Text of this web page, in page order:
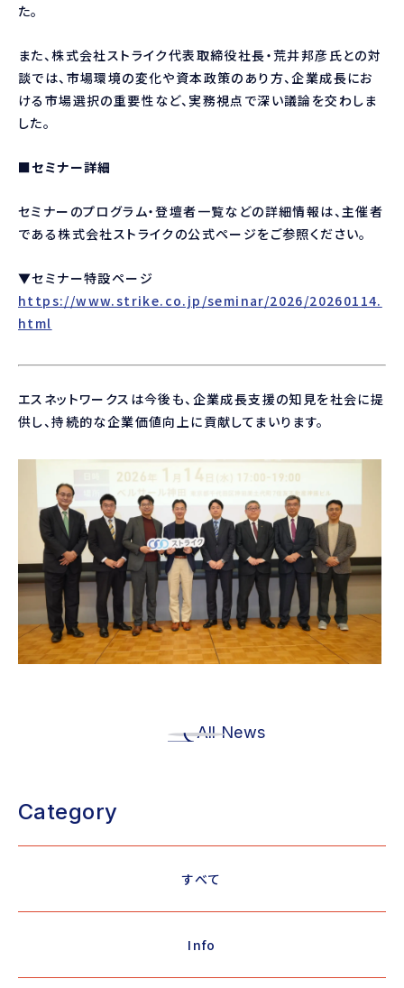
た。
また、株式会社ストライク代表取締役社長・荒井邦彦氏との対
談では、市場環境の変化や資本政策のあり方、企業成長にお
ける市場選択の重要性など、実務視点で深い議論を交わしま
した。
■セミナー詳細
セミナーのプログラム・登壇者一覧などの詳細情報は、主催者
である株式会社ストライクの公式ページをご参照ください。
▼セミナー特設ページ
https://www.strike.co.jp/seminar/2026/20260114.
html
エスネットワークスは今後も、企業成長支援の知見を社会に提
供し、持続的な企業価値向上に貢献してまいります。
All News
Category
すべて
Info